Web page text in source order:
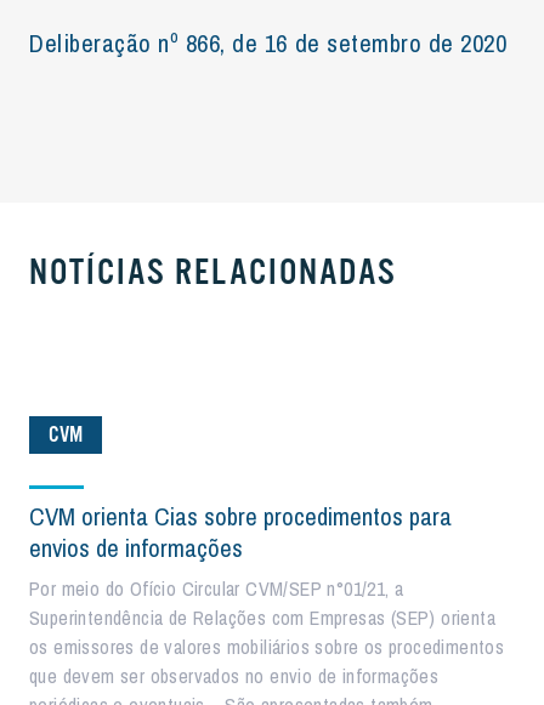
Deliberação nº 866, de 16 de setembro de 2020
NOTÍCIAS RELACIONADAS
CVM
CVM orienta Cias sobre procedimentos para
envios de informações
Por meio do Ofício Circular CVM/SEP n°01/21, a
Superintendência de Relações com Empresas (SEP) orienta
os emissores de valores mobiliários sobre os procedimentos
que devem ser observados no envio de informações